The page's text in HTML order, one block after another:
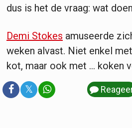
dus is het de vraag: wat
Demi Stokes amuseerde
weken alvast. Niet enkel
kot, maar ook met ... koken
𝕏